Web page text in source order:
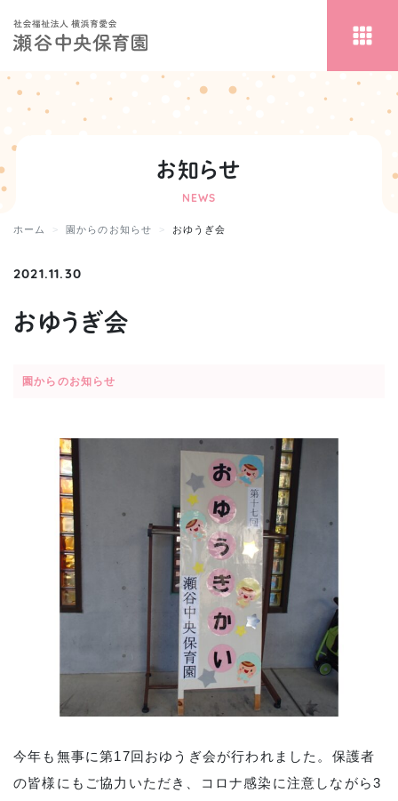
お知らせ
NEWS
ホーム 園からのお知らせ おゆうぎ会
2021.11.30
おゆうぎ会
園からのお知らせ
今年も無事に第17回おゆうぎ会が行われました。保護者
の皆様にもご協力いただき、コロナ感染に注意しながら3